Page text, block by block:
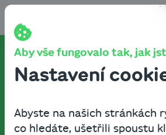
Přeskočit na obsah
Blog o
Aby vše fungovalo tak, jak
Nastavení
Abyste na našich stránkách
co hledáte, ušetřili spoustu